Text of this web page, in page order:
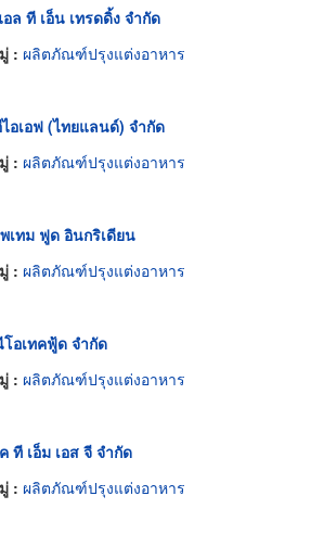
ล ที เอ็น เทรดดิ้ง จำกัด
: ผลิตภัณฑ์ปรุงแต่งอาหาร
อเอฟ (ไทยแลนด์) จำกัด
: ผลิตภัณฑ์ปรุงแต่งอาหาร
เทม ฟูด อินกริเดียน
: ผลิตภัณฑ์ปรุงแต่งอาหาร
อเทคฟู้ด จำกัด
: ผลิตภัณฑ์ปรุงแต่งอาหาร
ที เอ็ม เอส จี จำกัด
: ผลิตภัณฑ์ปรุงแต่งอาหาร